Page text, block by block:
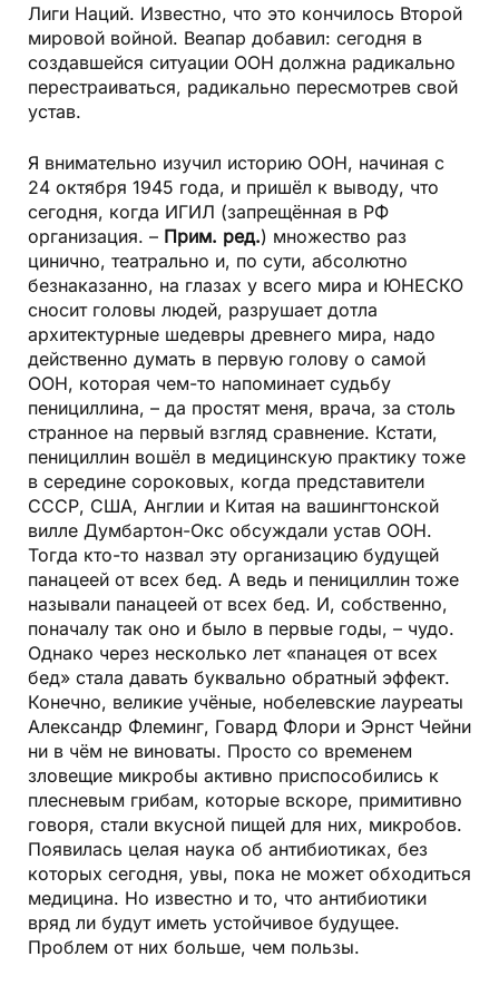
Лиги Наций. Известно, что это кончилось Второй
мировой войной. Веапар добавил: сегодня в
создавшейся ситуации ООН должна радикально
перестраиваться, радикально пересмотрев свой
устав.
Я внимательно изучил историю ООН, начиная с
24 октября 1945 года, и пришёл к выводу, что
сегодня, когда ИГИЛ (запрещённая в РФ
организация. – Прим. ред.) множество раз
цинично, театрально и, по сути, абсолютно
безнаказанно, на глазах у всего мира и ЮНЕСКО
сносит головы людей, разрушает дотла
архитектурные шедевры древнего мира, надо
действенно думать в первую голову о самой
ООН, которая чем-то напоминает судьбу
пенициллина, – да простят меня, врача, за столь
странное на первый взгляд сравнение. Кстати,
пенициллин вошёл в медицинскую практику тоже
в середине сороковых, когда представители
СССР, США, Англии и Китая на вашингтонской
вилле Думбартон-Окс обсуждали устав ООН.
Тогда кто-то назвал эту организацию будущей
панацеей от всех бед. А ведь и пенициллин тоже
называли панацеей от всех бед. И, собственно,
поначалу так оно и было в первые годы, – чудо.
Однако через несколько лет «панацея от всех
бед» стала давать буквально обратный эффект.
Конечно, великие учёные, нобелевские лауреаты
Александр Флеминг, Говард Флори и Эрнст Чейни
ни в чём не виноваты. Просто со временем
зловещие микробы активно приспособились к
плесневым грибам, которые вскоре, примитивно
говоря, стали вкусной пищей для них, микробов.
Появилась целая наука об антибиотиках, без
которых сегодня, увы, пока не может обходиться
медицина. Но известно и то, что антибиотики
вряд ли будут иметь устойчивое будущее.
Проблем от них больше, чем пользы.